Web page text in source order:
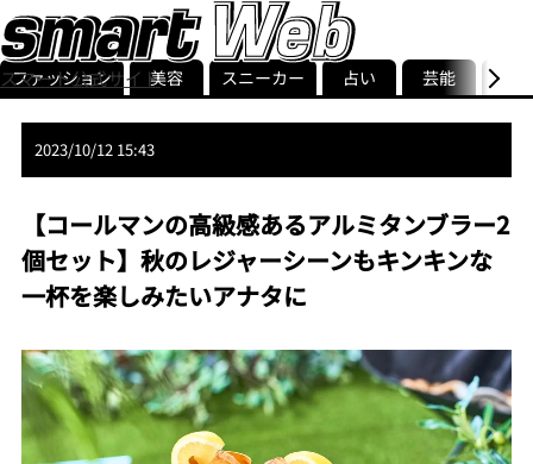
スマート公式サイト
smart最新号
記事一覧ランキング
ストリ
ファッション 美容 スニーカー 占い 芸能 グル
2023/10/12 15:43
【コールマンの高級感あるアルミタンブラー2
個セット】秋のレジャーシーンもキンキンな
一杯を楽しみたいアナタに